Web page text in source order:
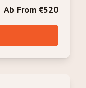
Ab From €520